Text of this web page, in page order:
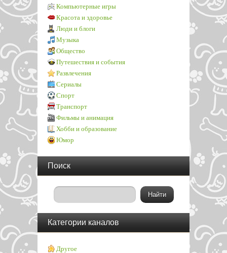
Компьютерные игры
Красота и здоровье
Люди и блоги
Музыка
Общество
Путешествия и события
Развлечения
Сериалы
Спорт
Транспорт
Фильмы и анимация
Хобби и образование
Юмор
Поиск
Категории каналов
Другое